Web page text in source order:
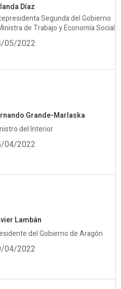
Díaz
Segunda del Gobierno
de Trabajo y Economía Social
05/2022
Grande-Marlaska
del Interior
04/2022
Lambán
del Gobierno de Aragón
04/2022